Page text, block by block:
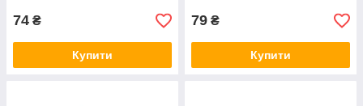
74 ₴
Купити
79 ₴
Купити